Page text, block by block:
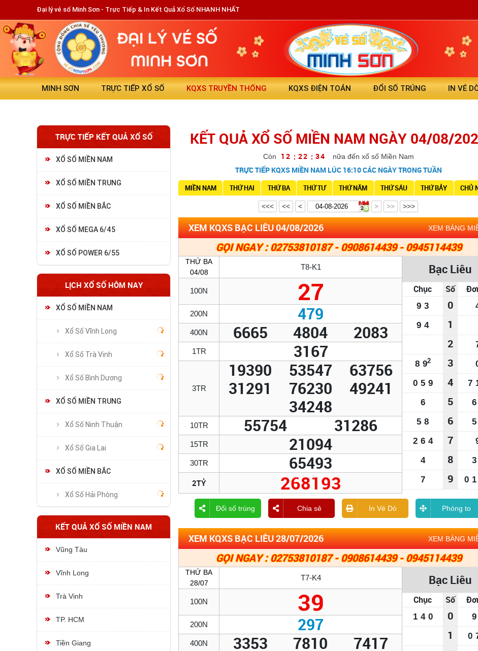
Đại lý vé số Minh Sơn - Trực Tiếp & In Kết Quả Xổ Số NHANH NHẤT
MINH SƠN TRỰC TIẾP XỔ SỐ KQXS TRUYỀN THỐNG KQXS ĐIỆN TOÁN ĐỔI SỐ TRÚNG IN VÉ
TRỰC TIẾP KẾT QUẢ XỔ SỐ
XỔ SỐ MIỀN NAM
XỔ SỐ MIỀN TRUNG
XỔ SỐ MIỀN BẮC
XỔ SỐ MEGA 6/45
XỔ SỐ POWER 6/55
LỊCH XỔ SỐ HÔM NAY
XỔ SỐ MIỀN NAM
Xổ Số Vĩnh Long
Xổ Số Trà Vinh
Xổ Số Bình Dương
XỔ SỐ MIỀN TRUNG
Xổ Số Ninh Thuận
Xổ Số Gia Lai
XỔ SỐ MIỀN BẮC
Xổ Số Hải Phòng
KẾT QUẢ XỔ SỐ MIỀN NAM
Vũng Tàu
Vĩnh Long
Trà Vinh
TP. HCM
Tiền Giang
KẾT QUẢ XỔ SỐ MIỀN NAM NGÀY 04/08/
Còn 1 2 : 22 : 33 nữa đến xổ số Miền Nam
TRỰC TIẾP KQXS MIỀN NAM LÚC 16:10 CÁC NGÀY TRONG TUẦN
MIỀN NAM THỨ HAI THỨ BA THỨ TƯ THỨ NĂM THỨ SÁU THỨ BẢY CHỦ
<<< << < > >> >>>
XEM KQXS BẠC LIÊU 04/08/2026 XEM BẢNG
GỌI NGAY : 02753810187 - 0908614439 - 0945114439
THỨ BA
04/08
T8-K1
100N 27
200N 479
400N 6665 4804 2083
1TR 3167
3TR
19390 53547
63756
31291
76230
49241
34248
10TR 55754 31286
15TR 21094
30TR 65493
2TỶ 268193
Bạc Liêu
Chục Số
9 3 0
9 4
1
2
8 92 3
0 5 9 4 7
6
5 6
5 8 6 5
2 6 4 7
4
8 3
7
9 0 1
Đổi số trúng Chia sẻ In Vé Dò Phóng to
XEM KQXS BẠC LIÊU 28/07/2026 XEM BẢNG
GỌI NGAY : 02753810187 - 0908614439 - 0945114439
THỨ BA
28/07
T7-K4
100N 39
200N 297
400N 3353 7810 7417
Bạc Liêu
Chục Số
1 4 0 0 9
1 0